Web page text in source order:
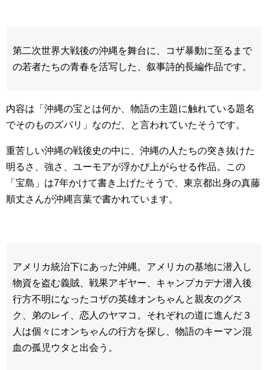
第二次世界大戦後の沖縄を舞台に、コザ暴動に至るまで
の若者たちの青春を活写した、叙事詩的長編作品です。
内容は「沖縄の宝とは何か、物語の主題に触れている題名
でそのものズバリ」なのだ、と言われていたそうです。
重苦しい沖縄の戦後史の中に、沖縄の人たちの突き抜けた
明るさ、強さ、ユーモアが浮かび上がらせる作品。この
「宝島」は7年かけて書き上げたそうで、東京都出身の真藤
順丈さんが沖縄言葉で書かれています。
アメリカ統治下にあった沖縄。アメリカの基地に潜入し
物資を盗む義賊、戦果アギヤー、キャンプカデナ潜入後
行方不明になったコザの英雄オンちゃんと親友のグス
ク、弟のレイ、恋人のヤマコ。それぞれの道に進んだ３
人は個々にオンちゃんの行方を探し、物語のキーマン混
血の孤児ウタと出会う。